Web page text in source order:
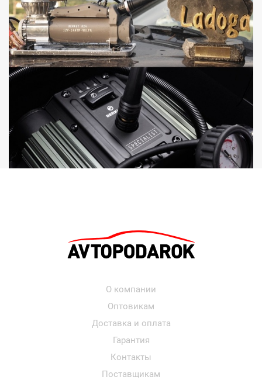
О компании
Оптовикам
Доставка и оплата
Гарантия
Контакты
Поставщикам